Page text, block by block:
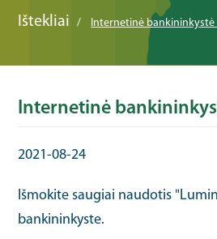
Ištekliai Internetinė bankininkystė
Internetinė
2021-08-24
Išmokite saugiai naudotis
bankininkyste.